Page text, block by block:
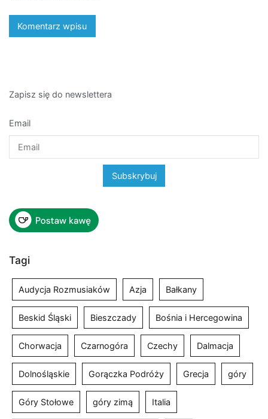
Zapisz się do newslettera
Email
Tagi
Audycja Rozmusiaków Azja Bałkany
Beskid Śląski Bieszczady Bośnia i Hercegowina
Chorwacja Czarnogóra Czechy Dalmacja
Dolnośląskie Gorączka Podróży Grecja góry
Góry Stołowe góry zimą Italia